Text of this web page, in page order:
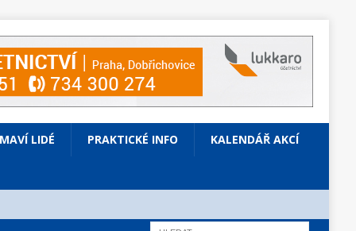
LIDÉ PRAKTICKÉ INFO KALENDÁŘ AKCÍ